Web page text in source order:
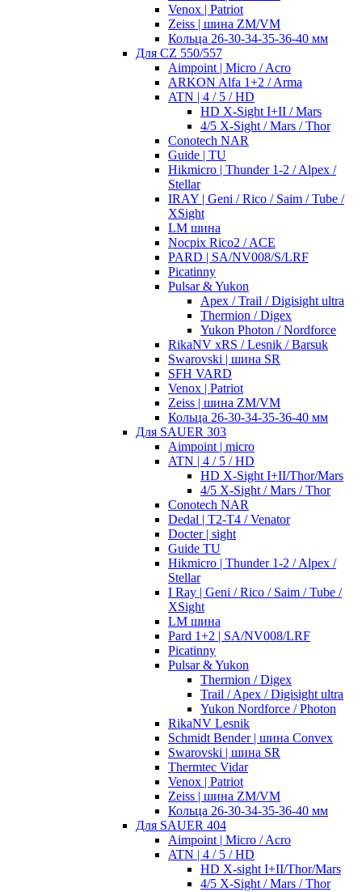
Venox | Patriot
Zeiss | шина ZM/VM
Кольца 26-30-34-35-36-40 мм
Для CZ 550/557
Aimpoint | Micro / Acro
ARKON Alfa 1+2 / Arma
ATN | 4 / 5 / HD
HD X-Sight I+II / Mars
4/5 X-Sight / Mars / Thor
Conotech NAR
Guide | TU
Hikmicro | Thunder 1-2 / Alpex /
Stellar
IRAY | Geni / Rico / Saim / Tube /
XSight
LM шина
Nocpix Rico2 / ACE
PARD | SA/NV008/S/LRF
Picatinny
Pulsar & Yukon
Apex / Trail / Digisight ultra
Thermion / Digex
Yukon Photon / Nordforce
RikaNV xRS / Lesnik / Barsuk
Swarovski | шина SR
SFH VARD
Venox | Patriot
Zeiss | шина ZM/VM
Кольца 26-30-34-35-36-40 мм
Для SAUER 303
Aimpoint | micro
ATN | 4 / 5 / HD
HD X-Sight I+II/Thor/Mars
4/5 X-Sight / Mars / Thor
Conotech NAR
Dedal | T2-T4 / Venator
Docter | sight
Guide TU
Hikmicro | Thunder 1-2 / Alpex /
Stellar
I Ray | Geni / Rico / Saim / Tube /
XSight
LM шина
Pard 1+2 | SA/NV008/LRF
Picatinny
Pulsar & Yukon
Thermion / Digex
Trail / Apex / Digisight ultra
Yukon Nordforce / Photon
RikaNV Lesnik
Schmidt Bender | шина Convex
Swarovski | шина SR
Thermtec Vidar
Venox | Patriot
Zeiss | шина ZM/VM
Кольца 26-30-34-35-36-40 мм
Для SAUER 404
Aimpoint | Micro / Acro
ATN | 4 / 5 / HD
HD X-sight I+II/Thor/Mars
4/5 X-Sight / Mars / Thor